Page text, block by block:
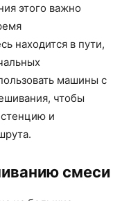
этого важно
находится в пути,
машины с
чтобы
и
смеси